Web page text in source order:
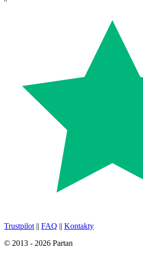
Trustpilot || FAQ || Kontakty
© 2013 - 2026 Partan